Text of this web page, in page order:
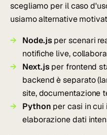
scegliamo per il caso
usiamo alternative
Node.jsper scenari
notifiche live,
Next.jsper frontend
backend è separato
site, documentazione
Python per casi in cui
elaborazione dati